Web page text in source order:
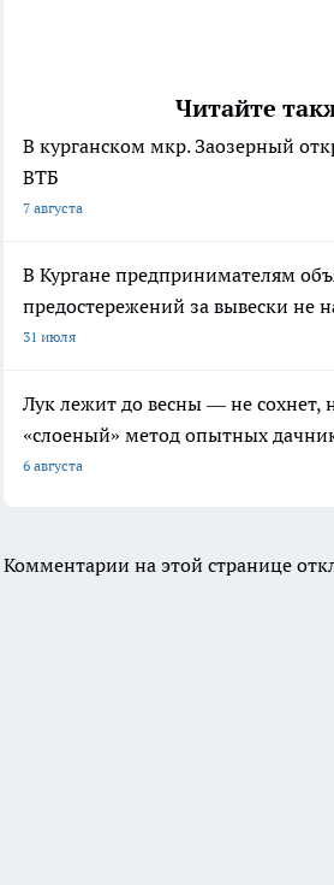
Читайте
В курганском мкр. Заозерный
ВТБ
7 августа
В Кургане предпринимателям
предостережений за вывески не
31 июля
Лук лежит до весны — не сохнет,
«слоеный» метод опытных
6 августа
Комментарии на этой странице